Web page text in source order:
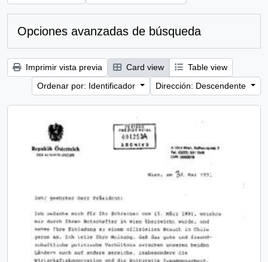
Opciones avanzadas de búsqueda
Imprimir vista previa Card view
Table view
Ordenar por: Identificador
Dirección: Descendente